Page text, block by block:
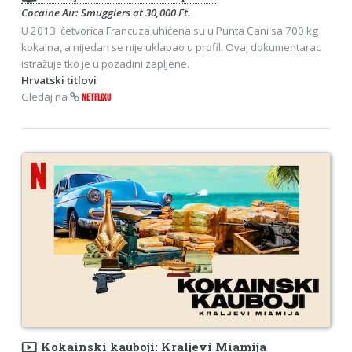
Cocaine Air: Smugglers at 30,000 Ft.
U 2013. četvorica Francuza uhićena su u Punta Cani sa 700 kg
kokaina, a nijedan se nije uklapao u profil. Ovaj dokumentarac
istražuje tko je u pozadini zapljene.
Hrvatski titlovi
Gledaj na
NETFLIXU
ondemand_video Kokainski kauboji: Kraljevi Miamija